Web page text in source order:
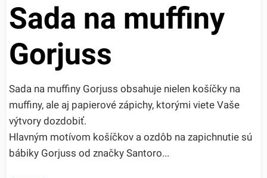
Sada na muffiny
Gorjuss
Sada na muffiny Gorjuss obsahuje nielen košíčky na
muffiny, ale aj papierové zápichy, ktorými viete Vaše
výtvory dozdobiť.
Hlavným motívom košíčkov a ozdôb na zapichnutie sú
bábiky Gorjuss od značky Santoro...